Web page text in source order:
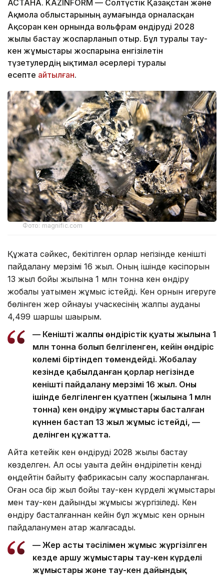
АСТАНА. KAZINFORM — Солтүстік Қазақстан және
Ақмола облыстарының аумағында орналасқан
Ақсоран кен орнында вольфрам өндіруді 2028
жылы бастау жоспарланып отыр. Бұл туралы тау-
кен жұмыстары жоспарына енгізілетін
түзетулердің ықтимал әсерлері туралы
есепте айтылған.
Фото: magnific.com
Құжатқа сәйкес, бекітілген қорлар негізінде кенішті
пайдалану мерзімі 16 жыл. Оның ішінде кәсіпорын
13 жыл бойы жылына 1 млн тонна кен өндіру
жобалық қуатымен жұмыс істейді. Кен орнын игеруге
бөлінген жер қойнауы учаскесінің жалпы ауданы
4,499 шаршы шақырым.
— Кеніштің жалпы өндірістік қуаты жылына 1
млн тонна болып белгіленген, кейін өндіріс
көлемі біртіндеп төмендейді. Жобалау
кезінде қабылданған қорлар негізінде
кеніштің пайдалану мерзімі 16 жыл. Оның
ішінде белгіленген қуатпен (жылына 1 млн
тонна) кен өндіру жұмыстары басталған
күннен бастап 13 жыл жұмыс істейді, —
делінген құжатта.
Айта кетейік кен өндіруді 2028 жылы бастау
көзделген. Ал осы уақытқа дейін өндірілетін кенді
өңдейтін байыту фабрикасын салу жоспарланған.
Оған қоса бір жыл бойы тау-кен күрделі жұмыстары
мен тау-кен дайындық жұмысы жүргізіледі. Кен
өндіру басталғаннан кейін бұл жұмыс кен орнын
пайдаланумен қатар жалғасады.
— Жер асты тәсілімен жұмыс жүргізілген
кезде аршу жұмыстары тау-кен күрделі
жұмыстары және тау-кен дайындық